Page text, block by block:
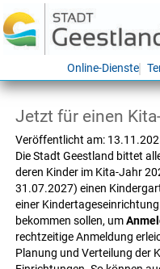
Online-Dienste
Jetzt für einen
Veröffentlicht am:
Die Stadt Geestland bittet
deren Kinder im Kita-Jahr
31.07.2027) einen
einer
bekommen sollen, um
rechtzeitige Anmeldung
Planung und Verteilung der